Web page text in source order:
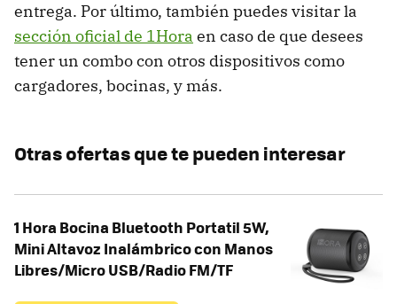
entrega. Por último, también puedes visitar la
sección oficial de 1Hora en caso de que desees
tener un combo con otros dispositivos como
cargadores, bocinas, y más.
Otras ofertas que te pueden interesar
1 Hora Bocina Bluetooth Portatil 5W,
Mini Altavoz Inalámbrico con Manos
Libres/Micro USB/Radio FM/TF